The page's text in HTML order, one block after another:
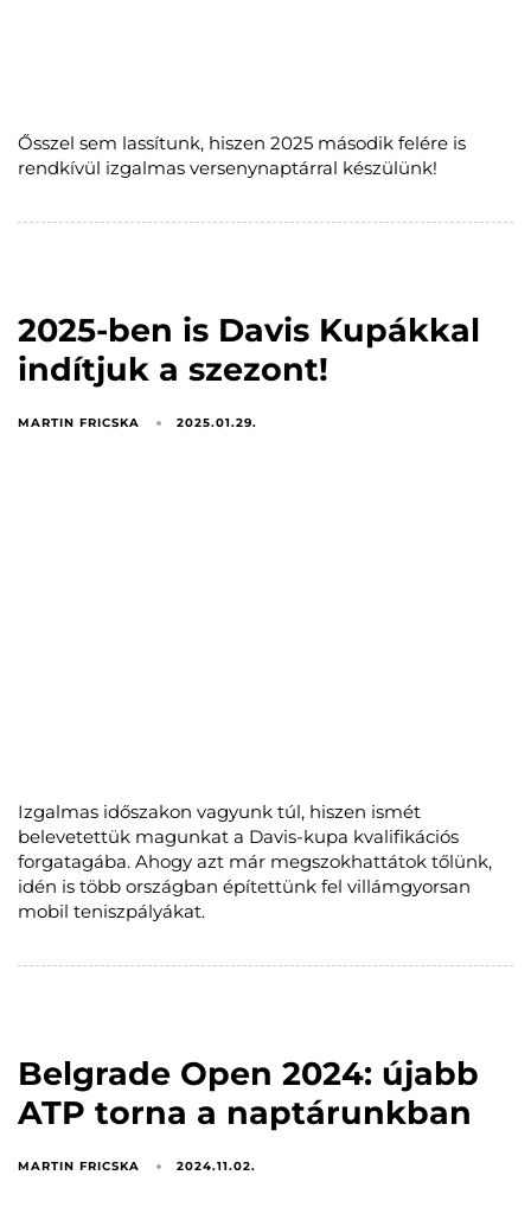
Ősszel sem lassítunk, hiszen 2025 második felére is
rendkívül izgalmas versenynaptárral készülünk!
2025-ben is Davis Kupákkal
indítjuk a szezont!
MARTIN FRICSKA 2025.01.29.
Izgalmas időszakon vagyunk túl, hiszen ismét
belevetettük magunkat a Davis-kupa kvalifikációs
forgatagába. Ahogy azt már megszokhattátok tőlünk,
idén is több országban építettünk fel villámgyorsan
mobil teniszpályákat.
Belgrade Open 2024: újabb
ATP torna a naptárunkban
MARTIN FRICSKA 2024.11.02.